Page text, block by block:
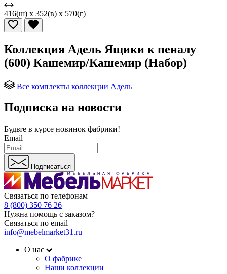
416(ш) x 352(в) x 570(г)
Коллекция Адель Ящики к пеналу
(600) Кашемир/Кашемир (Набор)
Все комплекты коллекции Адель
Подписка на новости
Будьте в курсе новинок фабрики!
Email
Подписаться
Связаться по телефонам
8 (800) 350 76 26
Нужна помощь с заказом?
Связаться по email
info@mebelmarket31.ru
О нас
О фабрике
Наши коллекции